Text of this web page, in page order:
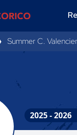
Summer C.